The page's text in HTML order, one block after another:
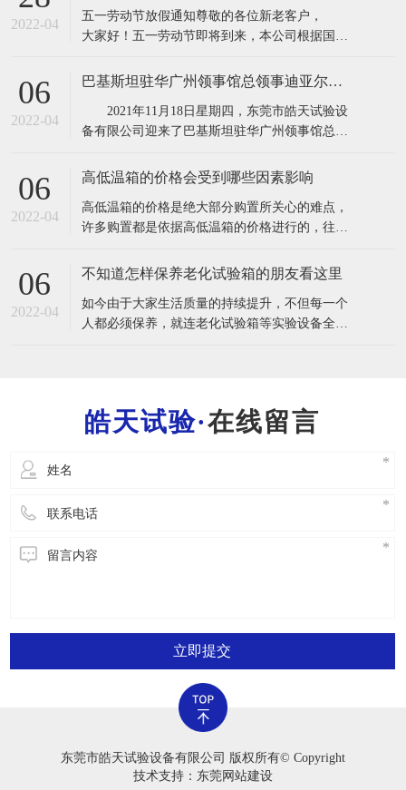
产品、道路运输、电力能源原材料、航天航空、
诊疗化工厂、塑料橡料等及有关产品之耐高温，
2022-04
五一劳动节放假通知​​尊敬的各位新老客户，
大家好！五一劳动节即将到来，本公司根据国务
动节假期安排通知如下：1、4月30日至5月4日
调休上班。节假日期间,各位新老客
06
2022-04
巴基斯坦驻华广州领事馆总领事迪亚尔汗先生和商务参赞穆罕默德·艾凡先生一行莅临东莞市皓天试验设备有限公司参观交流指导
2021年11月18日星期四，东莞市皓天试验设
备有限公司迎来了巴基斯坦驻华广州领事馆总领
中方代表陈新生一行莅临工厂参观指导。 东
基斯坦驻华广州领事馆总领事迪亚尔汗先生和商
务参赞穆罕默德·艾凡先生、中方代表
06
2022-04
高低温箱的价格会受到哪些因素影响
​高低温箱的价格是绝大部分购置所关心的难点，
许多购置都是依据高低温箱的价格进行的，往往
工制作工艺.原料.核心技术等因素不一样，因此在
的温度要求越高，价格就越高。由于温度越高，
压榨和改性工程塑料的成本费用就越高。挑选
06
2022-04
不知道怎样保养老化试验箱的朋友看这里
​如今由于大家生活质量的持续提升，不但每一个
人都必须保养，就连老化试验箱等实验设备全是
立即开展安全事故解决。2.严禁应用老化试验箱
在线留言
立即提交
东莞市皓天试验设备有限公司 版权所有© Copyright
技术支持：东莞网站建设